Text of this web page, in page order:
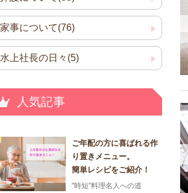
家事について(76)
水上社長の日々(5)
人気記事
ご年配の方に喜ばれる作
り置きメニュー。
簡単レシピをご紹介！
"時短"料理名人への道